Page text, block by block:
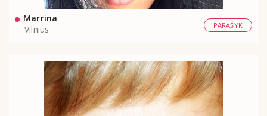
Marrina
Vilnius
PARAŠYK